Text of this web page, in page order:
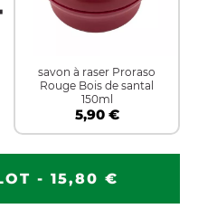
savon à raser Proraso
Rouge Bois de santal
150ml
5,90 €
- 15,80 €